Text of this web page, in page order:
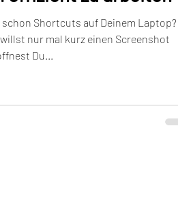
Shortcuts auf Deinem Laptop?
nur mal kurz einen Screenshot
Du...